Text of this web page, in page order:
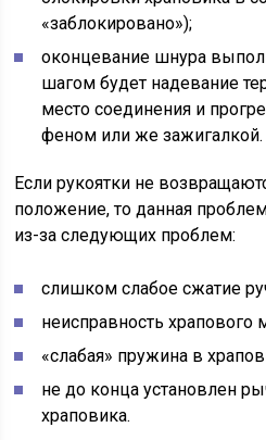
«заблокировано»);
оконцевание шнура
шагом будет надевание
место соединения и
феном или же зажигалкой.
Если рукоятки не
положение, то данная
из-за следующих проблем:
слишком слабое сжатие
неисправность храпового
«слабая» пружина в
не до конца установлен
храповика.